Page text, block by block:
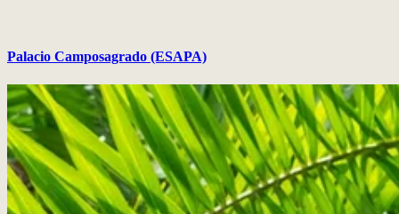
Palacio Camposagrado (ESAPA)